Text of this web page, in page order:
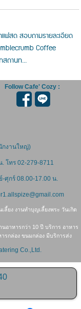
ฟสด สอบถามรายละเอียด
Coffee
สถานท...
Follow Cafe' Cozy :
กงานใหญ่)
โทร 02-279-8711
ศุกร์ 08.00-17.00 น.
ลี้ยง งานทำบุญเลี้ยงพระ วันเกิด
อาหารกว่า 10 ปี บริการ อาหาร
รกล่อง ขนมกล่อง มีบริการส่ง
Co.,Ltd.